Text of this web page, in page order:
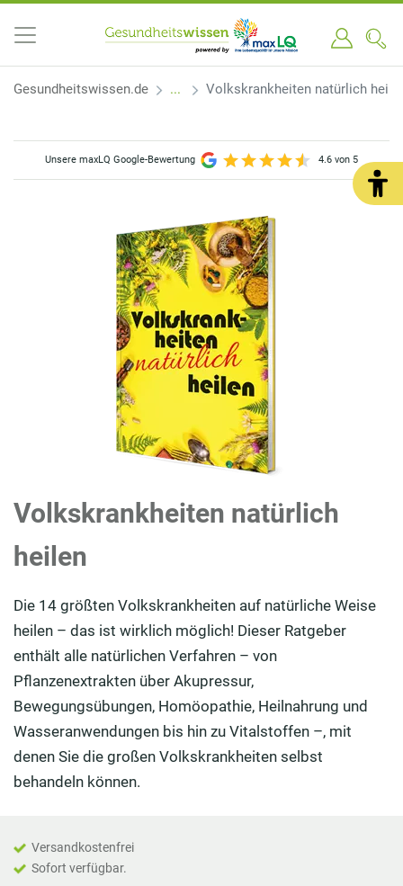
Gesundheitswissen.de Volkskrankheiten natürlich
Unsere maxLQ Google-Bewertung 4.6 von 5
Volkskrankheiten natürlich
heilen
Die 14 größten Volkskrankheiten auf natürliche Weise
heilen – das ist wirklich möglich! Dieser Ratgeber
enthält alle natürlichen Verfahren – von
Pflanzenextrakten über Akupressur,
Bewegungsübungen, Homöopathie, Heilnahrung und
Wasseranwendungen bis hin zu Vitalstoffen –, mit
denen Sie die großen Volkskrankheiten selbst
behandeln können.
Versandkostenfrei
Sofort verfügbar.